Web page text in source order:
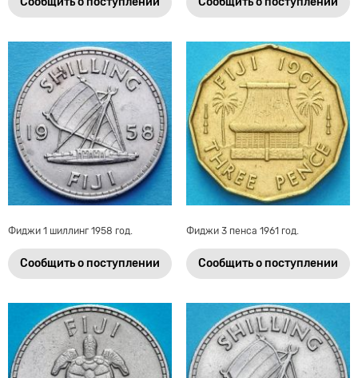
Фиджи 1 шиллинг 1958 год.
Сообщить о поступлении
Фиджи 3 пенса 1961 год.
Сообщить о поступлении